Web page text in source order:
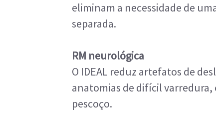
eliminam a necessidade de
separada.
RM neurológica
O IDEAL reduz artefatos de
anatomias de difícil varredura,
pescoço.